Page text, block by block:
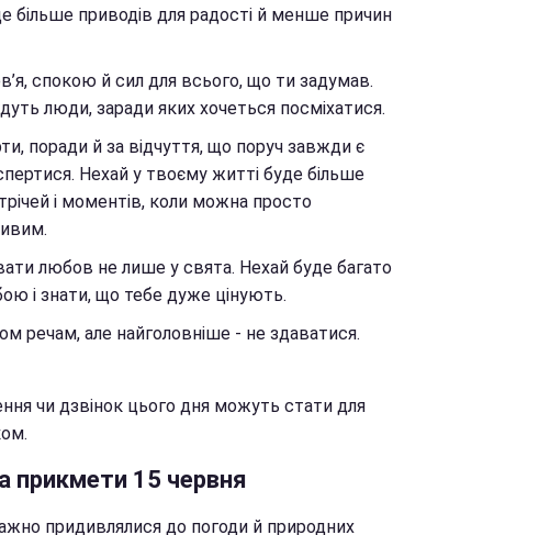
більше приводів для радості й менше причин
спокою й сил для всього, що ти задумав.
люди, заради яких хочеться посміхатися.
поради й за відчуття, що поруч завжди є
Нехай у твоєму житті буде більше
і моментів, коли можна просто
любов не лише у свята. Нехай буде багато
і знати, що тебе дуже цінують.
речам, але найголовніше - не здаватися.
чи дзвінок цього дня можуть стати для
прикмети 15 червня
придивлялися до погоди й природних